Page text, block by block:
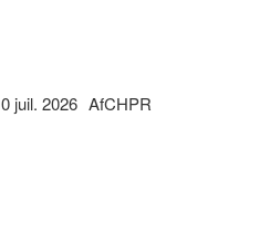
juil. 2026 AfCHPR